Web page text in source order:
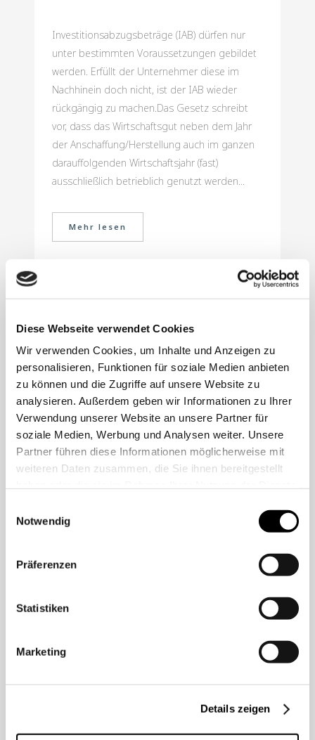
Diese Webseite verwendet Cookies
Wir verwenden Cookies, um Inhalte und Anzeigen zu
personalisieren, Funktionen für soziale Medien anbieten
zu können und die Zugriffe auf unsere Website zu
analysieren. Außerdem geben wir Informationen zu Ihrer
Verwendung unserer Website an unsere Partner für
soziale Medien, Werbung und Analysen weiter. Unsere
Partner führen diese Informationen möglicherweise mit
weiteren Daten zusammen, die Sie ihnen bereitgestellt
Notwendig
Präferenzen
Statistiken
Marketing
Details zeigen
Investitionsabzugsbeträge (IAB) dürfen nur
unter bestimmten Voraussetzungen gebildet
werden. Erfüllt der Unternehmer diese im
Nachhinein doch nicht, ist der IAB wieder
rückgängig zu machen.Das Gesetz schreibt
vor, dass das Wirtschaftsgut neben dem Jahr
der Anschaffung/Herstellung auch im ganzen
darauffolgenden Wirtschaftsjahr (fast)
ausschließlich betrieblich genutzt werden...
Mehr lesen
1. März 2022
Zeitpunkt für
Beginn und
Beendigung eines
Hochschulstudiu
ms
Kindergeld. Sofern das Kind das 25.
seine Erstausbildung absolviert oder es sich
befindet, diese Übergangszeit aber nicht...